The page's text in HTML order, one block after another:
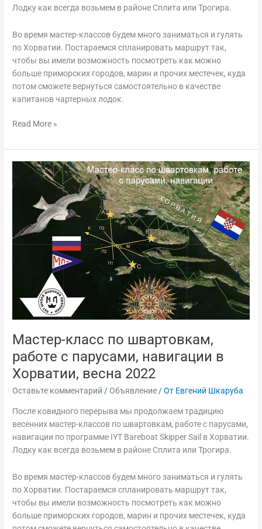
Лодку как всегда возьмем в районе Сплита или Трогира.
Во время мастер-классов будем много заниматься и гулять
по Хорватии. Постараемся спланировать маршрут так,
чтобы вы имели возможность посмотреть как можно
больше приморских городов, марин и прочих местечек, куда
потом сможете вернуться самостоятельно в качестве
капитанов чартерных лодок.
Read More »
Мастер-класс по швартовкам,
работе с парусами, навигации в
Хорватии, весна 2022
Оставьте комментарий / Объявление / От Евгений Шкаруба
После ковидного перерыва мы продолжаем традицию
весенних мастер-классов по швартовкам, работе с парусами,
навигации по программе IYT Bareboat Skipper Sail в Хорватии.
Лодку как всегда возьмем в районе Сплита или Трогира.
Во время мастер-классов будем много заниматься и гулять
по Хорватии. Постараемся спланировать маршрут так,
чтобы вы имели возможность посмотреть как можно
больше приморских городов, марин и прочих местечек, куда
Мастер-
швартовкам,
работе
парусами,
навигации
Хорватии,
весна
2022